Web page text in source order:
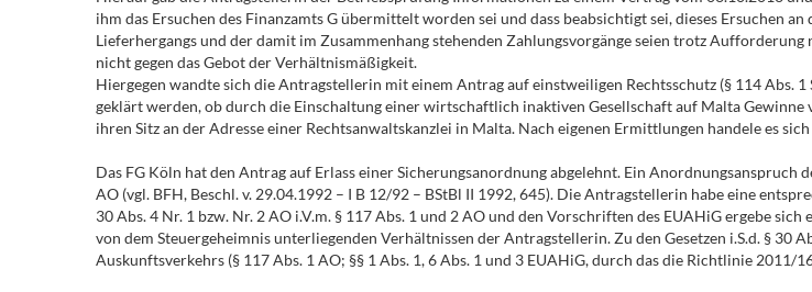
ihm das Ersuchen des Finanzamts G übermittelt worden sei und dass beabsichtigt sei, dieses Ersuchen
Lieferhergangs und der damit im Zusammenhang stehenden Zahlungsvorgänge seien trotz
nicht gegen das Gebot der Verhältnismäßigkeit.
Hiergegen wandte sich die Antragstellerin mit einem Antrag auf einstweiligen Rechtsschutz (§ 114 Abs.
geklärt werden, ob durch die Einschaltung einer wirtschaftlich inaktiven Gesellschaft auf Malta
ihren Sitz an der Adresse einer Rechtsanwaltskanzlei in Malta. Nach eigenen Ermittlungen handele es
Das FG Köln hat den Antrag auf Erlass einer Sicherungsanordnung abgelehnt. Ein Anordnungsanspruch
AO (vgl. BFH, Beschl. v. 29.04.1992 – I B 12/92 – BStBl II 1992, 645). Die Antragstellerin habe eine
30 Abs. 4 Nr. 1 bzw. Nr. 2 AO i.V.m. § 117 Abs. 1 und 2 AO und den Vorschriften des EUAHiG ergebe
von dem Steuergeheimnis unterliegenden Verhältnissen der Antragstellerin. Zu den Gesetzen i.S.d. § 30
Auskunftsverkehrs (§ 117 Abs. 1 AO; §§ 1 Abs. 1, 6 Abs. 1 und 3 EUAHiG, durch das die Richtlinie 2011/